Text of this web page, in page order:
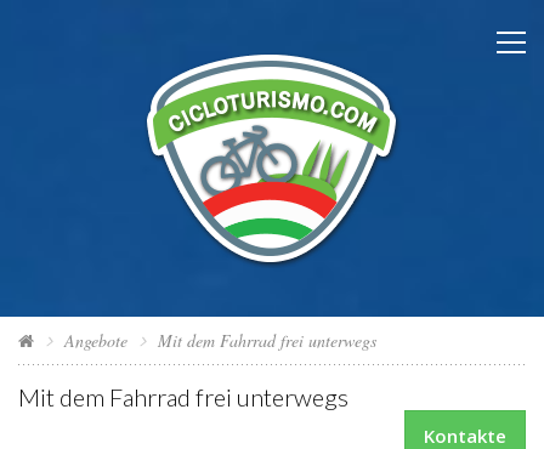
Angebote Mit dem Fahrrad frei unterwegs
Mit dem Fahrrad frei unterwegs
Kontakte